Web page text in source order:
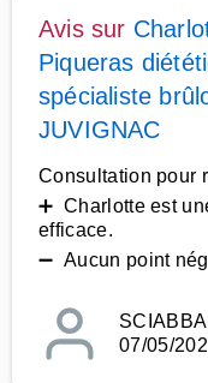
Avis sur
Piqueras
spécialiste
JUVIGNAC
Consultation pour
➕ Charlotte est
efficace.
➖ Aucun point
SCIABBA
07/05/